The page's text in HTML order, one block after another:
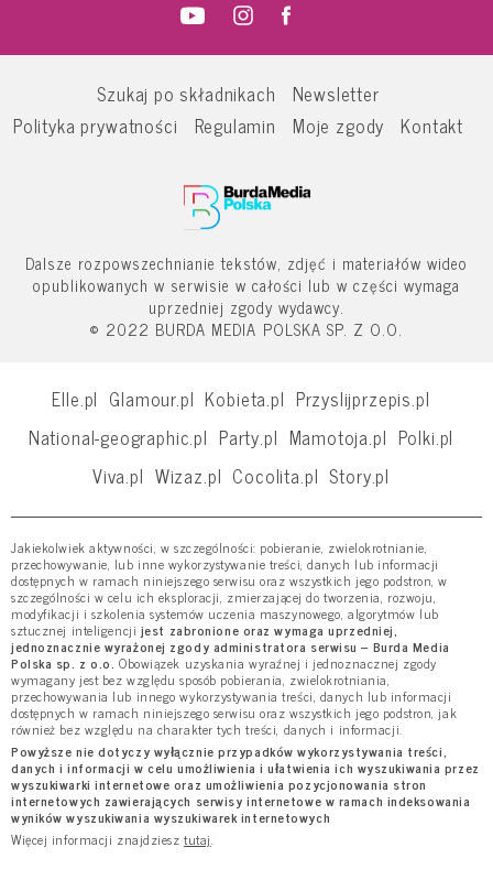
Szukaj po składnikach
Newsletter
Polityka prywatności
Regulamin Moje zgody Kontakt
Dalsze rozpowszechnianie tekstów, zdjęć i materiałów wideo
opublikowanych w serwisie w całości lub w części wymaga
uprzedniej zgody wydawcy.
© 2022 BURDA MEDIA POLSKA SP. Z O.O.
Elle.pl Glamour.pl Kobieta.pl Przyslijprzepis.pl
National-geographic.pl Party.pl Mamotoja.pl Polki.pl
Viva.pl Wizaz.pl Cocolita.pl Story.pl
Jakiekolwiek aktywności, w szczególności: pobieranie, zwielokrotnianie,
przechowywanie, lub inne wykorzystywanie treści, danych lub informacji
dostępnych w ramach niniejszego serwisu oraz wszystkich jego podstron, w
szczególności w celu ich eksploracji, zmierzającej do tworzenia, rozwoju,
modyfikacji i szkolenia systemów uczenia maszynowego, algorytmów lub
sztucznej inteligencji jest zabronione oraz wymaga uprzedniej,
jednoznacznie wyrażonej zgody administratora serwisu – Burda Media
Polska sp. z o.o. Obowiązek uzyskania wyraźnej i jednoznacznej zgody
wymagany jest bez względu sposób pobierania, zwielokrotniania,
przechowywania lub innego wykorzystywania treści, danych lub informacji
dostępnych w ramach niniejszego serwisu oraz wszystkich jego podstron, jak
również bez względu na charakter tych treści, danych i informacji.
Powyższe nie dotyczy wyłącznie przypadków wykorzystywania treści,
danych i informacji w celu umożliwienia i ułatwienia ich wyszukiwania przez
wyszukiwarki internetowe oraz umożliwienia pozycjonowania stron
internetowych zawierających serwisy internetowe w ramach indeksowania
wyników wyszukiwania wyszukiwarek internetowych
Więcej informacji znajdziesztutaj.